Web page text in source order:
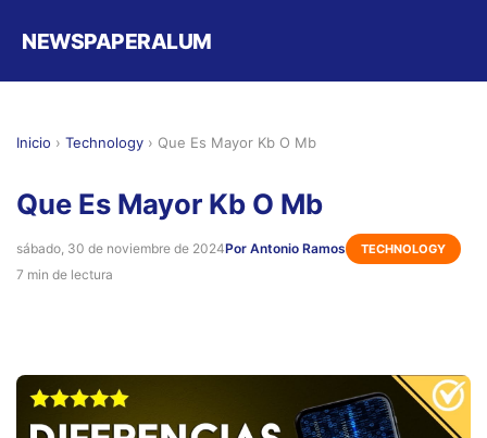
NEWSPAPERALUM
Inicio › Technology › Que Es Mayor Kb O Mb
Que Es Mayor Kb O Mb
sábado, 30 de noviembre de 2024Por Antonio Ramos TECHNOLOGY
7 min de lectura